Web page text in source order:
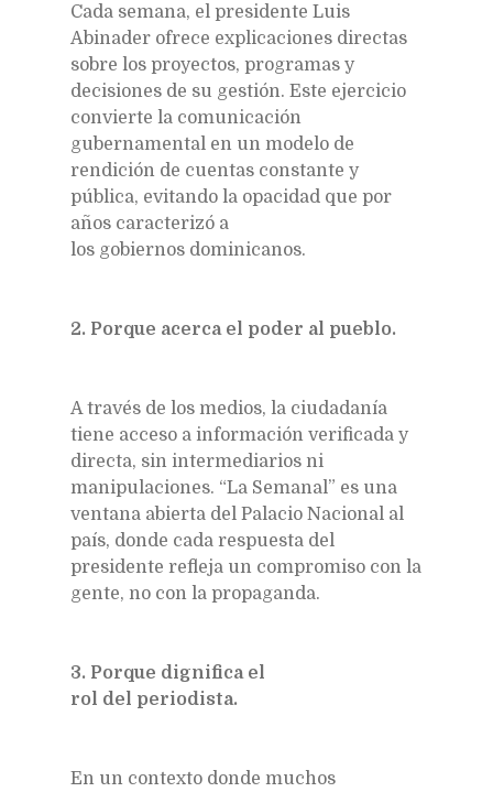
Cada semana, el presidente Luis
Abinader ofrece explicaciones directas
sobre los proyectos, programas y
decisiones de su gestión. Este ejercicio
convierte la comunicación
gubernamental en un modelo de
rendición de cuentas constante y
pública, evitando la opacidad que por
años caracterizó a
los gobiernos dominicanos.
2. Porque acerca el poder al pueblo.
A través de los medios, la ciudadanía
tiene acceso a información verificada y
directa, sin intermediarios ni
manipulaciones. “La Semanal” es una
ventana abierta del Palacio Nacional al
país, donde cada respuesta del
presidente refleja un compromiso con la
gente, no con la propaganda.
3. Porque dignifica el
rol del periodista.
En un contexto donde muchos